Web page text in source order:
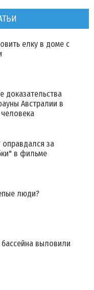
елку в доме с
доказательства
Австралии в
человека
за
в фильме
люди?
выловили